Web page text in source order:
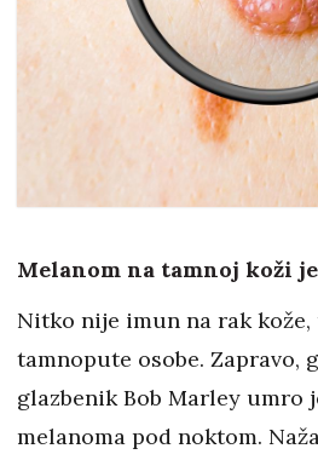
Melanom na tamnoj koži
Nitko nije imun na rak
tamnopute osobe. Zapravo,
glazbenik Bob Marley umro
melanoma pod noktom.